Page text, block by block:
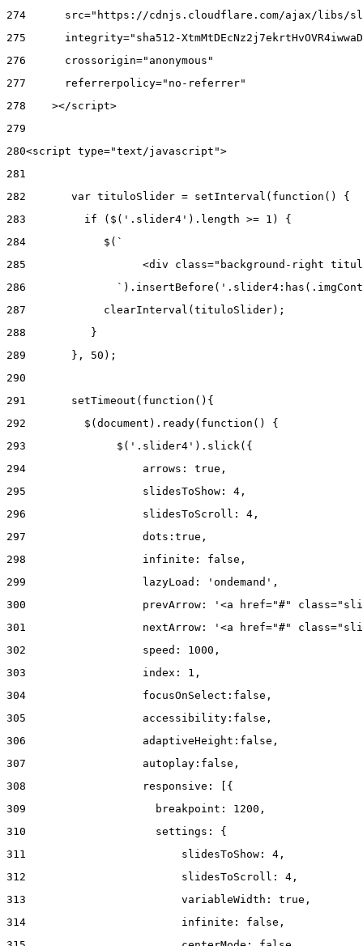
274
src="https://cdnjs.cloudflare.com/ajax/libs/
275
integrity="sha512-
276
      crossorigin="anonymous"
277
      referrerpolicy="no-referrer"
278
    ></script>
279
280<script type="text/javascript">
281
282
       var tituloSlider = setInterval(function() {
283
         if ($('.slider4').length >= 1) {
284
            $(`
285
<div class="background-right
286
287
            clearInterval(tituloSlider);
288
          }
289
       }, 50);
290
291
       setTimeout(function(){
292
         $(document).ready(function() {
293
              $('.slider4').slick({
294
                  arrows: true,
295
                  slidesToShow: 4,
296
                  slidesToScroll: 4,
297
                  dots:true,
298
                  infinite: false,
299
                  lazyLoad: 'ondemand',
300
prevArrow: '<a href="#"
301
nextArrow: '<a href="#"
302
                  speed: 1000,
303
                  index: 1,
304
                  focusOnSelect:false,
305
                  accessibility:false,
306
                  adaptiveHeight:false,
307
                  autoplay:false,
308
                  responsive: [{
309
                    breakpoint: 1200,
310
                    settings: {
311
                        slidesToShow: 4,
312
                        slidesToScroll: 4,
313
                        variableWidth: true,
314
                        infinite: false,